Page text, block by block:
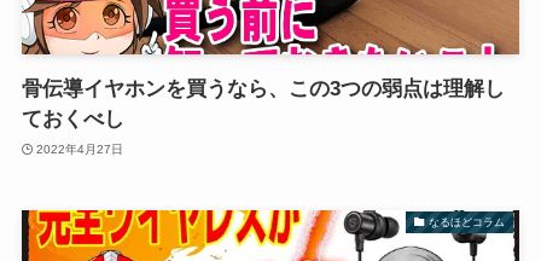
骨伝導イヤホンを買うなら、この3つの弱点は理解し
ておくべし
2022年4月27日
なるほどコラム